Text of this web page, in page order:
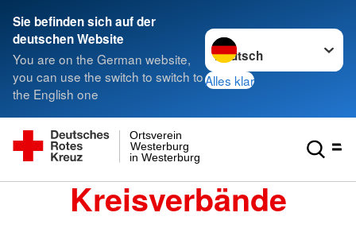
Sie befinden sich auf der
deutschen Website
You are on the German website,
you can use the switch to switch to
the English one
Sprache wechseln zu
Alles klar
in Westerburg
Westerburg
Ortsverein
Kreisverbände